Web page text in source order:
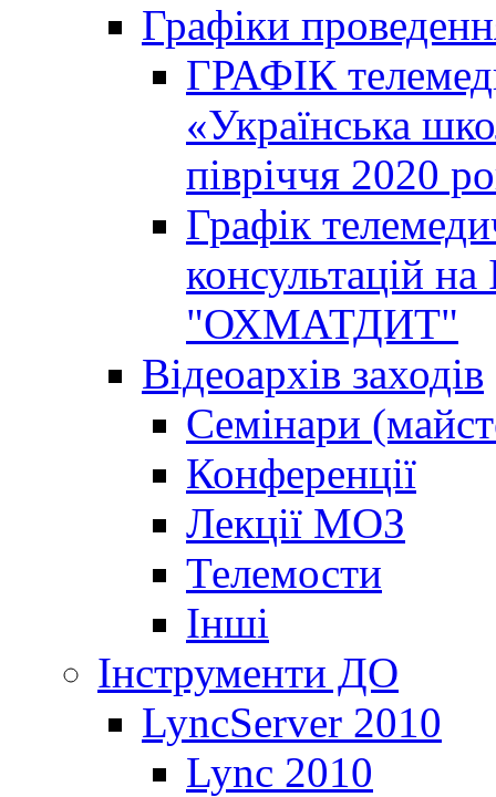
Графіки
ГРАФІК
«Українська
півріччя 2020
Графік
консультацій
"ОХМАТДИТ"
Відеоархів заходів
Семінари
Конференції
Лекції МОЗ
Телемости
Інші
Інструменти ДО
LyncServer 2010
Lync 2010